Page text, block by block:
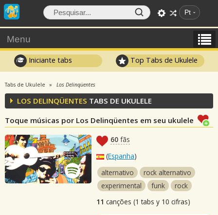
Pt
Menu
Iniciante tabs Top Tabs de Ukulele
Tabs de Ukulele Los Delinqüentes
LOS DELINQÜENTES TABS DE UKULELE
Toque músicas por Los Delinqüentes em seu ukulele
60 fãs
(Espanha)
alternativo
rock alternativo
experimental
funk
rock
11 canções (1 tabs y 10 cifras)